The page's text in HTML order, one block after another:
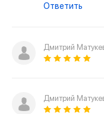
Ответить
Дмитрий
Дмитрий